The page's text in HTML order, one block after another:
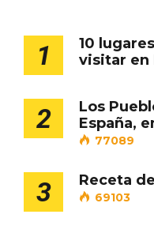
1
10
visitar en
2
Los
España,
77089
3 Receta
69103